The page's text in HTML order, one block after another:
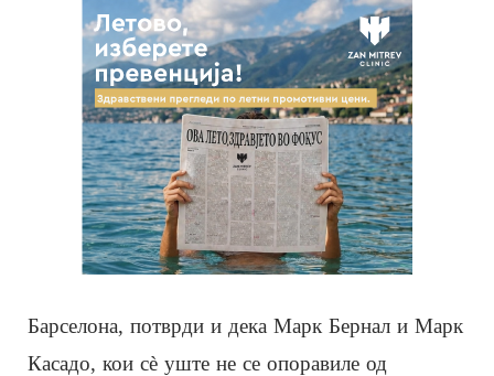
Барселона, потврди и дека Марк Бернал и Марк
Касадо, кои сè уште не се опоравиле од